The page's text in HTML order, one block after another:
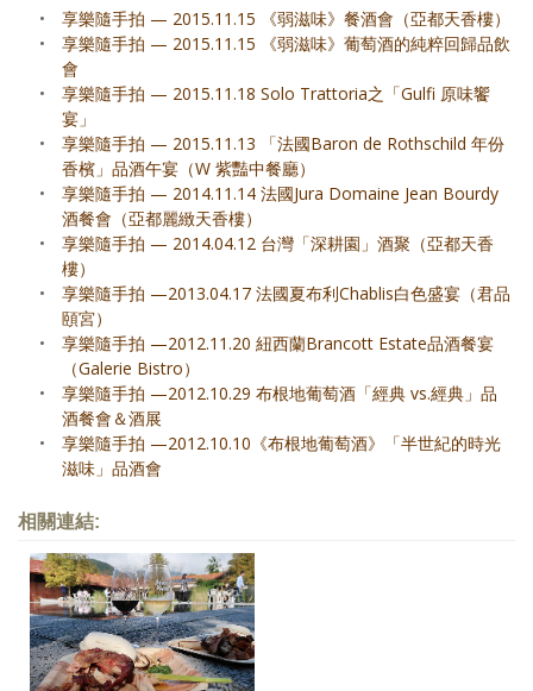
•
享樂隨手拍 — 2015.11.15 《弱滋味》餐酒會（亞都天香樓）
•
享樂隨手拍 — 2015.11.15 《弱滋味》葡萄酒的純粹回歸品飲
會
•
享樂隨手拍 — 2015.11.18 Solo Trattoria之「Gulfi 原味饗
宴」
•
享樂隨手拍 — 2015.11.13 「法國Baron de Rothschild 年份
香檳」品酒午宴（W 紫豔中餐廳）
•
享樂隨手拍 — 2014.11.14 法國Jura Domaine Jean Bourdy
酒餐會（亞都麗緻天香樓）
•
享樂隨手拍 — 2014.04.12 台灣「深耕園」酒聚（亞都天香
樓）
•
享樂隨手拍 —2013.04.17 法國夏布利Chablis白色盛宴（君品
頤宮）
•
享樂隨手拍 —2012.11.20 紐西蘭Brancott Estate品酒餐宴
（Galerie Bistro）
•
享樂隨手拍 —2012.10.29 布根地葡萄酒「經典 vs.經典」品
酒餐會＆酒展
•
享樂隨手拍 —2012.10.10《布根地葡萄酒》「半世紀的時光
滋味」品酒會
相關連結: